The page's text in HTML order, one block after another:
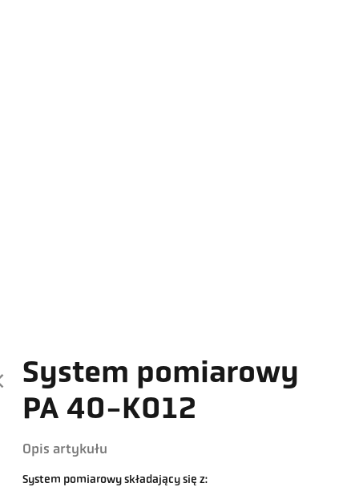
System pomiarowy
PA 40-K012
Opis artykułu
System pomiarowy składający się z: